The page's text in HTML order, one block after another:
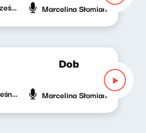
15 września 2023 Marcelina Słomian
Dobrze
8 września 2023 Marcelina Słomian